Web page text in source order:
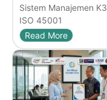
Sistem Manajemen K3
ISO 45001
Read More